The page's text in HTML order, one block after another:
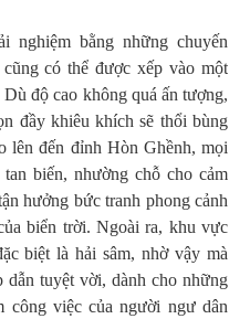
nghiệm bằng những chuyến
có thể được xếp vào một
độ cao không quá ấn tượng,
đầy khiêu khích sẽ thổi bùng
lên đến đỉnh Hòn Ghềnh, mọi
biến, nhường chỗ cho cảm
hưởng bức tranh phong cảnh
biển trời. Ngoài ra, khu vực
biệt là hải sâm, nhờ vậy mà
dẫn tuyệt vời, dành cho những
công việc của người ngư dân